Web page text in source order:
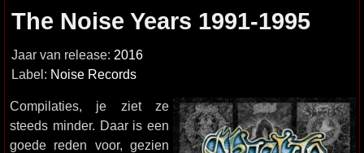
The Noise Years 1991-1995
Jaar van release: 2016
Label: Noise Records
Compilaties, je ziet ze
steeds minder. Daar is een
goede reden voor, gezien